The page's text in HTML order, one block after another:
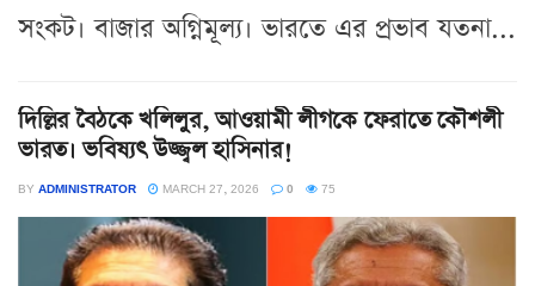
সংকট। বাজার অগ্নিমূল্য। ভারতে এর প্রভাব যতনা...
দিল্লির বৈঠকে খলিলুর, আওয়ামী লীগকে ফেরাতে কৌশলী
ভারত। ভবিষ্যৎ উজ্জ্বল হাসিনার!
BY ADMINISTRATOR MARCH 27, 2026 0 75